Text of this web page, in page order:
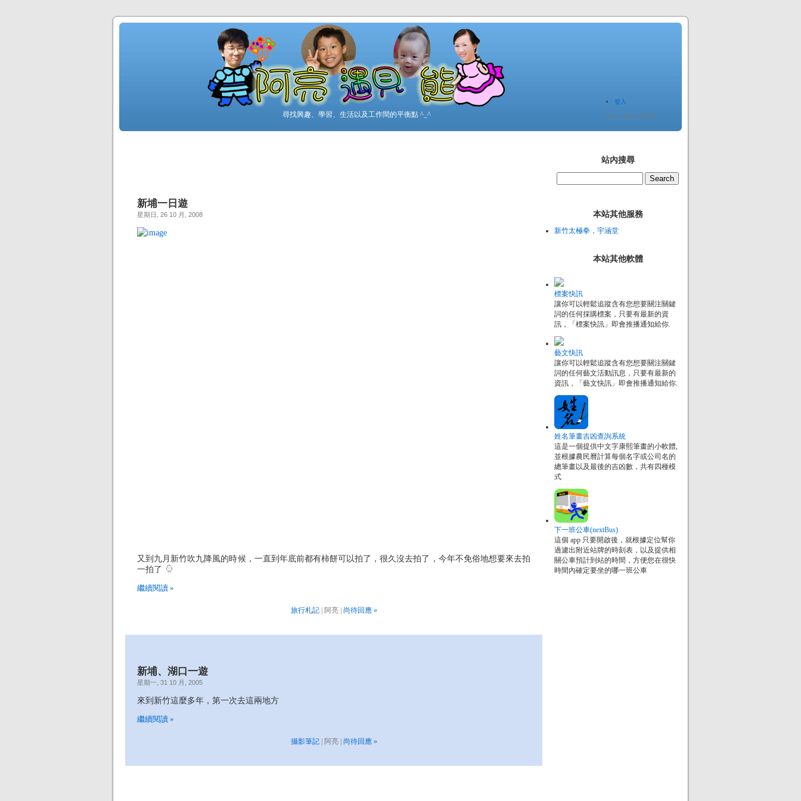
尋找興趣、學習、生活以及工作間的平衡點 ^_^
登入
Since 2005.12.20
新埔一日遊
星期日, 26 10 月, 2008
又到九月新竹吹九降風的時候，一直到年底前都有柿餅可以拍了，很久沒去拍了，今年不免俗地想要來去拍
一拍了
繼續閱讀 »
旅行札記| 阿亮 | 尚待回應 »
新埔、湖口一遊
星期一, 31 10 月, 2005
來到新竹這麼多年，第一次去這兩地方
繼續閱讀 »
攝影筆記| 阿亮 | 尚待回應 »
站內搜尋
本站其他服務
新竹太極拳，宇涵堂
本站其他軟體
標案快訊
讓你可以輕鬆追蹤含有您想要關注關鍵
詞的任何採購標案，只要有最新的資
訊，「標案快訊」即會推播通知給你.
藝文快訊
讓你可以輕鬆追蹤含有您想要關注關鍵
詞的任何藝文活動訊息，只要有最新的
資訊，「藝文快訊」即會推播通知給你.
姓名筆畫吉凶查詢系統
這是一個提供中文字康熙筆畫的小軟體,
並根據農民曆計算每個名字或公司名的
總筆畫以及最後的吉凶數，共有四種模
式
下一班公車(nextBus)
這個 app 只要開啟後，就根據定位幫你
過濾出附近站牌的時刻表，以及提供相
關公車預計到站的時間，方便您在很快
時間內確定要坐的哪一班公車